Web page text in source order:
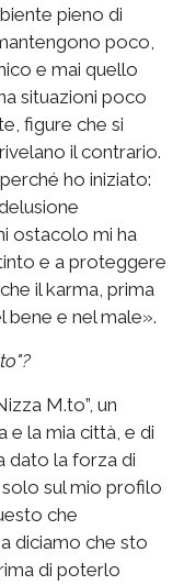
pieno di
poco,
e mai quello
situazioni poco
figure che si
il contrario.
ho iniziato:
ostacolo mi ha
e a proteggere
il karma, prima
bene e nel male».
M.to”, un
e la mia città, e di
dato la forza di
sul mio profilo
che
diciamo che sto
di poterlo